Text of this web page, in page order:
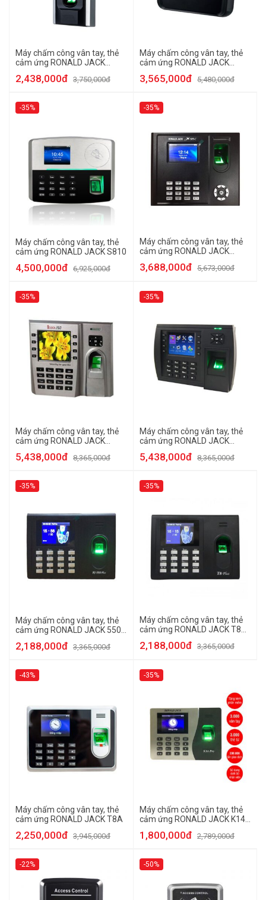
Máy chấm công vân tay, thẻ
cảm ứng RONALD JACK
2,438,000đ 3,750,000đ
Máy chấm công vân tay, thẻ
cảm ứng RONALD JACK
3,565,000đ 5,480,000đ
-35%
Máy chấm công vân tay, thẻ
cảm ứng RONALD JACK S810
4,500,000đ 6,925,000đ
-35%
Máy chấm công vân tay, thẻ
cảm ứng RONALD JACK
3,688,000đ 5,673,000đ
-35%
Máy chấm công vân tay, thẻ
cảm ứng RONALD JACK
5,438,000đ 8,365,000đ
-35%
Máy chấm công vân tay, thẻ
cảm ứng RONALD JACK
5,438,000đ 8,365,000đ
-35%
Máy chấm công vân tay, thẻ
cảm ứng RONALD JACK 550
2,188,000đ 3,365,000đ
-35%
Máy chấm công vân tay, thẻ
cảm ứng RONALD JACK T8
2,188,000đ 3,365,000đ
-43%
Máy chấm công vân tay, thẻ
cảm ứng RONALD JACK T8A
2,250,000đ 3,945,000đ
-35%
Máy chấm công vân tay, thẻ
cảm ứng RONALD JACK K14
1,800,000đ 2,789,000đ
-22% -50%